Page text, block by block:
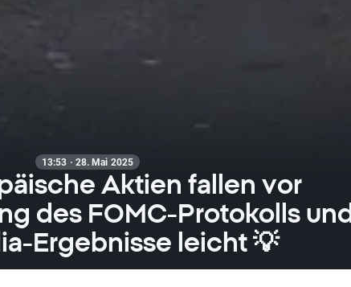
13:53 · 28. Mai 2025
Aktien fallen vor
des FOMC-Protokolls und
Ergebnisse leicht 💡